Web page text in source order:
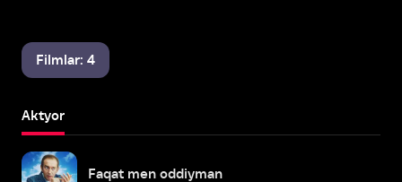
Filmlar: 4
Aktyor
Faqat men oddiyman